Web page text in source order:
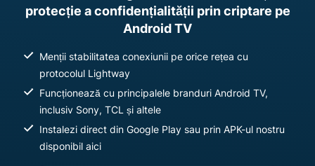
protecție a confidențialității prin criptare pe
Android TV
Menții stabilitatea conexiunii pe orice rețea cu
protocolul Lightway
Funcționează cu principalele branduri Android TV,
inclusiv Sony, TCL și altele
Instalezi direct din Google Play sau prin APK-ul nostru
disponibil aici